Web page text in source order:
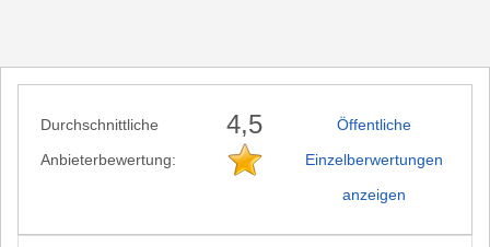
Durchschnittliche
Anbieterbewertung:
4,5
Öffentliche
Einzelberwertungen
anzeigen